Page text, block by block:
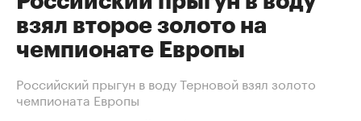
взял второе золото на
чемпионате Европы
Российский прыгун в воду Терновой взял золото
чемпионата Европы